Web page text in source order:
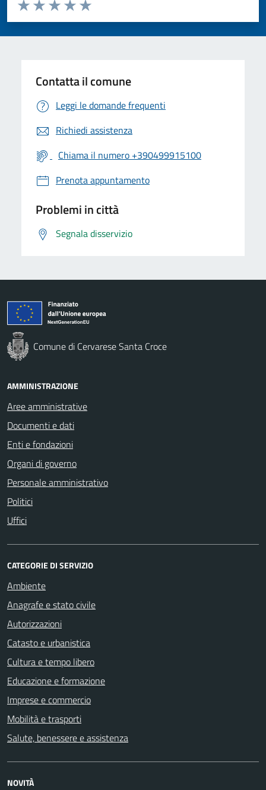
Valuta 5 stelle su 5
Valuta 4 stelle su 5
Valuta 3 stelle su 5
Valuta 2 stelle su 5
Valuta 1 stelle su 5
Contatta il comune
Leggi le domande frequenti
Richiedi assistenza
Chiama il numero +390499915100
Prenota appuntamento
Problemi in città
Segnala disservizio
Comune di Cervarese Santa Croce
AMMINISTRAZIONE
Aree amministrative
Documenti e dati
Enti e fondazioni
Organi di governo
Personale amministrativo
Politici
Uffici
CATEGORIE DI SERVIZIO
Ambiente
Anagrafe e stato civile
Autorizzazioni
Catasto e urbanistica
Cultura e tempo libero
Educazione e formazione
Imprese e commercio
Mobilità e trasporti
Salute, benessere e assistenza
NOVITÀ